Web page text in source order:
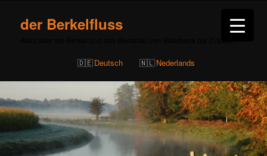
der Berkelfluss
Deutsch Nederlands